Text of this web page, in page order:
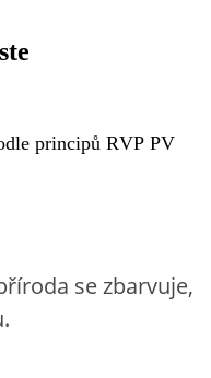
principů RVP PV
se zbarvuje,